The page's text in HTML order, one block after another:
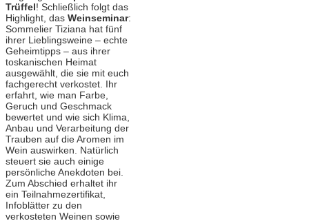
Trüffel! Schließlich folgt das
Highlight, das Weinseminar:
Sommelier Tiziana hat fünf
ihrer Lieblingsweine – echte
Geheimtipps – aus ihrer
toskanischen Heimat
ausgewählt, die sie mit euch
fachgerecht verkostet. Ihr
erfahrt, wie man Farbe,
Geruch und Geschmack
bewertet und wie sich Klima,
Anbau und Verarbeitung der
Trauben auf die Aromen im
Wein auswirken. Natürlich
steuert sie auch einige
persönliche Anekdoten bei.
Zum Abschied erhaltet ihr
ein Teilnahmezertifikat,
Infoblätter zu den
verkosteten Weinen sowie